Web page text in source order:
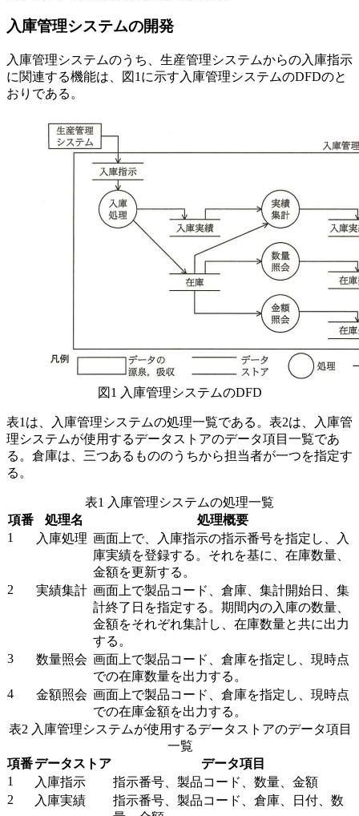
入庫管理システムの開発
入庫管理システムのうち、生産管理システムからの入庫指示
に関連する機能は、図1に示す入庫管理システムのDFDのと
おりである。
図1 入庫管理システムのDFD
表1は、入庫管理システムの処理一覧である。表2は、入庫管
理システムが使用するデータストアのデータ項目一覧であ
る。倉庫は、三つあるもののうちから担当者が一つを指定す
る。
表1 入庫管理システムの処理一覧
項番
処理名
処理概要
1
入庫処理 画面上で、入庫指示の指示番号を指定し、入
庫実績を登録する。それを基に、在庫数量、
金額を更新する。
2
実績集計 画面上で製品コード、倉庫、集計開始日、集
計終了日を指定する。期間内の入庫の数量、
金額をそれぞれ集計し、在庫数量と共に出力
する。
3
数量照会 画面上で製品コード、倉庫を指定し、現時点
での在庫数量を出力する。
4
金額照会 画面上で製品コード、倉庫を指定し、現時点
での在庫金額を出力する。
表2 入庫管理システムが使用するデータストアのデータ項目
一覧
項番データストア
データ項目
1
入庫指示
指示番号、製品コード、数量、金額
2
入庫実績
指示番号、製品コード、倉庫、日付、数